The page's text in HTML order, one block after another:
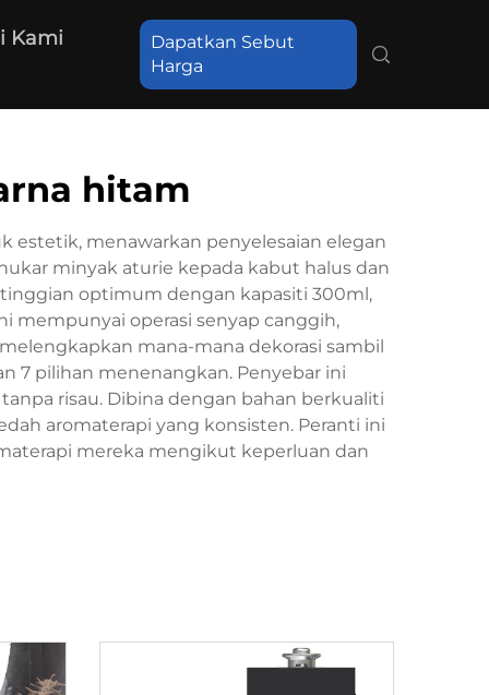
Kami
Dapatkan Sebut
Harga
hitam
estetik, menawarkan penyelesaian elegan
minyak aturie kepada kabut halus dan
optimum dengan kapasiti 300ml,
mempunyai operasi senyap canggih,
mana-mana dekorasi sambil
7 pilihan menenangkan. Penyebar ini
risau. Dibina dengan bahan berkualiti
aromaterapi yang konsisten. Peranti ini
mereka mengikut keperluan dan